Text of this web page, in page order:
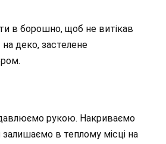
в борошно, щоб не витікав
деко, застелене
рукою. Накриваємо
в теплому місці на